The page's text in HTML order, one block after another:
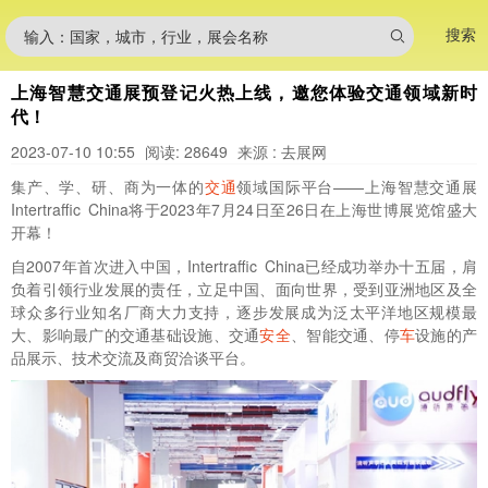
输入：国家，城市，行业，展会名称 搜索
上海智慧交通展预登记火热上线，邀您体验交通领域新时
代！
2023-07-10 10:55 阅读: 28649 来源 : 去展网
集产、学、研、商为一体的交通领域国际平台——上海智慧交通展
Intertraffic China将于2023年7月24日至26日在上海世博展览馆盛大
开幕！
自2007年首次进入中国，Intertraffic China已经成功举办十五届，肩
负着引领行业发展的责任，立足中国、面向世界，受到亚洲地区及全
球众多行业知名厂商大力支持，逐步发展成为泛太平洋地区规模最
大、影响最广的交通基础设施、交通安全、智能交通、停车设施的产
品展示、技术交流及商贸洽谈平台。